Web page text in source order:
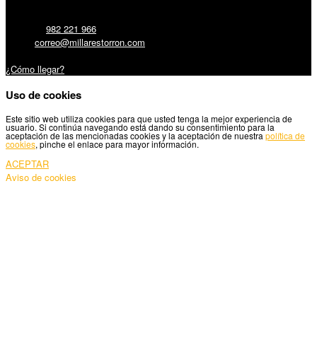
982 221 966
correo@millarestorron.com
¿Cómo llegar?
Uso de cookies
Este sitio web utiliza cookies para que usted tenga la mejor experiencia de
usuario. Si continúa navegando está dando su consentimiento para la
aceptación de las mencionadas cookies y la aceptación de nuestra política de
cookies, pinche el enlace para mayor información.
ACEPTAR
Aviso de cookies